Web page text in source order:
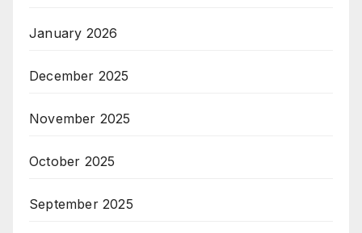
January 2026
December 2025
November 2025
October 2025
September 2025